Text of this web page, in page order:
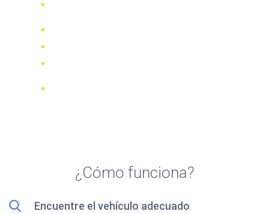
¿Cómo funciona?
Encuentre el vehículo adecuado